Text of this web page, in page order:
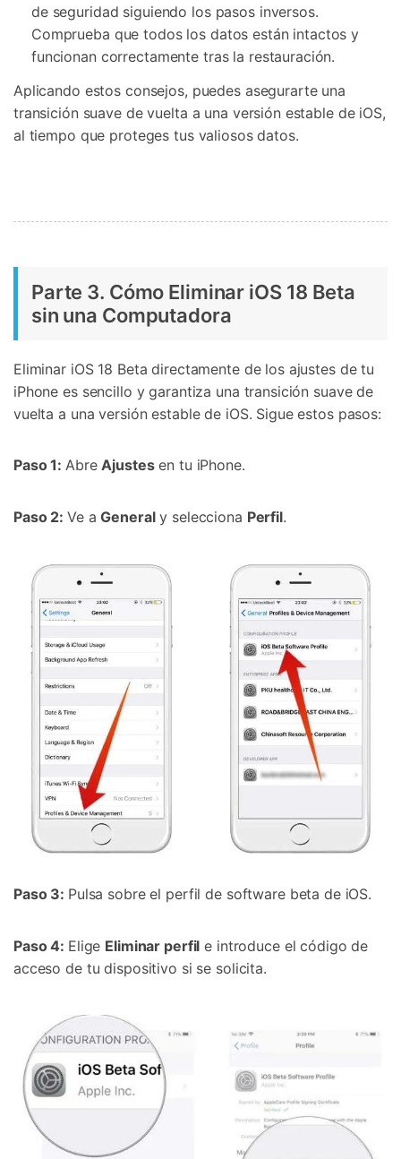
de seguridad siguiendo los pasos inversos.
Comprueba que todos los datos están intactos y
funcionan correctamente tras la restauración.
Aplicando estos consejos, puedes asegurarte una
transición suave de vuelta a una versión estable de iOS,
al tiempo que proteges tus valiosos datos.
Parte 3. Cómo Eliminar iOS 18 Beta
sin una Computadora
Eliminar iOS 18 Beta directamente de los ajustes de tu
iPhone es sencillo y garantiza una transición suave de
vuelta a una versión estable de iOS. Sigue estos pasos:
Paso 1: AbreAjustesen tu iPhone.
Paso 2: Ve aGeneraly selecciona Perfil.
Paso 3: Pulsa sobre el perfil de software beta de iOS.
Paso 4: Elige Eliminar perfil e introduce el código de
acceso de tu dispositivo si se solicita.